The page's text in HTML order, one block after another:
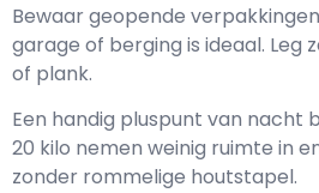
Bewaar geopende
garage of berging is ideaal.
of plank.
Een handig pluspunt van
20 kilo nemen weinig ruimte in
zonder rommelige houtstapel.